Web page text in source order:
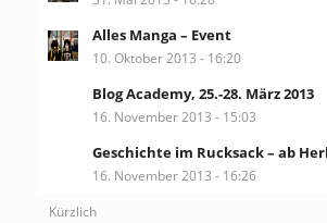
Alles Manga – Event
10. Oktober 2013 - 16:20
Blog Academy, 25.-28. März 2013
16. November 2013 - 15:03
Geschichte im Rucksack – ab
16. November 2013 - 16:26
Kürzlich